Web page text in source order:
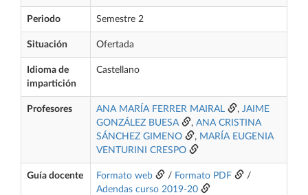
Periodo Semestre 2
Situación Ofertada
Idioma de
impartición
Castellano
Profesores ANA MARÍA FERRER MAIRAL , JAIME
GONZÁLEZ BUESA
, ANA CRISTINA
SÁNCHEZ GIMENO
, MARÍA EUGENIA
VENTURINI CRESPO
Guía docente Formato web / Formato PDF
/
Adendas curso 2019-20